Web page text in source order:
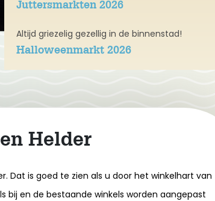
Juttersmarkten 2026
Altijd griezelig gezellig in de binnenstad!
Halloweenmarkt 2026
Helder
Dat is goed te zien als u door het winkelhart van
bij en de bestaande winkels worden aangepast